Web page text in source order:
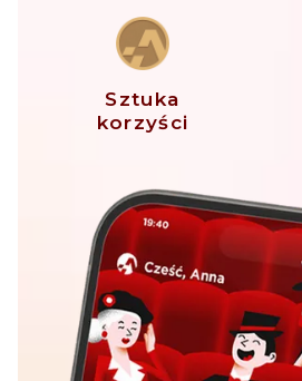
Sztuka
korzyści